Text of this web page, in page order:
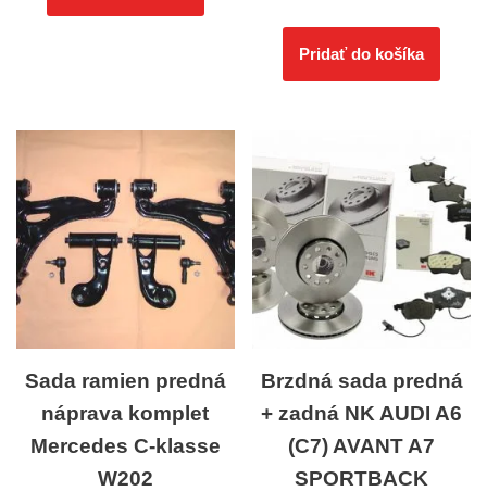
Pridať do košíka
Sada ramien predná
náprava komplet
Mercedes C-klasse
W202
Brzdná sada predná
+ zadná NK AUDI A6
(C7) AVANT A7
SPORTBACK